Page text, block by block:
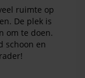
ruimte op
De plek is
om te doen.
schoon en